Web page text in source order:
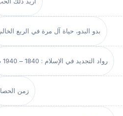
بدو البدو، حياة آل مرة في الربع
رواد التجديد في الإسلام : 1840 – 1940 م
زمن